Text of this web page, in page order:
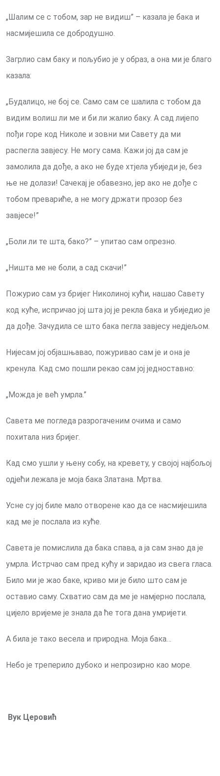
„Шалим се с тобом, зар не видиш” – казала је бака и
насмијешила се добродушно.
Загрлио сам баку и пољубио је у образ, a она ми је благо
казала:
„Будалицо, не бој се. Само сам се шалила с тобом да
видим волиш ли ме и би ли жалио баку. А сад лијепо
пођи горе код Николе и зовни ми Савету да ми
распегла завјесу. Нe могу сама. Кажи јој да сам је
замолила да дође, а ако не буде хтјела убиједи је, без
ње не долази! Сачекај је обавезно, јер ако не дође с
тобом превариће, а не могу држати прозор без
завјесе!”
„Боли ли те шта, бако?” – упитао сам опрезно.
„Ништа ме не боли, а сад скачи!”
Пожурио сам уз бријег Николиној кући, нашао Савету
код куће, испричао јој шта јој је рекла бака и убиједио је
да дође. Зачудила се што бака пегла завјесу недјељом.
Нијесам јој објашњавао, пожуривао сам је и она је
кренула. Кад смо пошли рекао сам јој једноставно:
„Можда је већ умрла.”
Савета ме погледа разрогаченим очима и само
похитала низ бријег.
Кад смо ушли у њену собу, на кревету, у својој најбољој
одјећи лежала је моја бака Златана. Мртва.
Усне су јој биле мало отворене као да се насмијешила
кад ме је послала из куће.
Савета је помислила да бака спава, a ја сам знао да је
умрла. Истрчао сам пред кућу и заридао из свега гласа.
Било ми је жао баке, криво ми је било што сам је
оставио саму. Схватио сам да ме је намјерно послала,
цијело вријеме је знала да ће тога дана умријети.
А била је тако весела и природна. Моја бака…
Небо је треперило дубоко и непрозирно као море.
Вук Церовић